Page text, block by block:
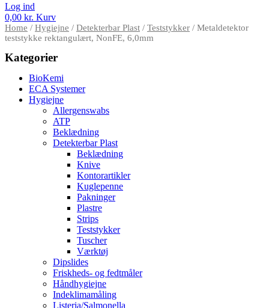
Log ind
0,00 kr. Kurv
Home / Hygiejne / Detekterbar Plast / Teststykker / Metaldetektor
teststykke rektangulært, NonFE, 6,0mm
Kategorier
BioKemi
ECA Systemer
Hygiejne
Allergenswabs
ATP
Beklædning
Detekterbar Plast
Beklædning
Knive
Kontorartikler
Kuglepenne
Pakninger
Plastre
Strips
Teststykker
Tuscher
Værktøj
Dipslides
Friskheds- og fedtmåler
Håndhygiejne
Indeklimamåling
Listeria/Salmonella